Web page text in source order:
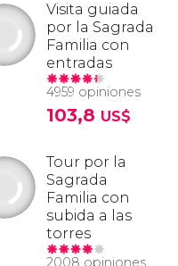
Visita guiada
por la Sagrada
Familia con
entradas
4959 opiniones
103,8 US$
Tour por la
Sagrada
Familia con
subida a las
torres
2008 opiniones